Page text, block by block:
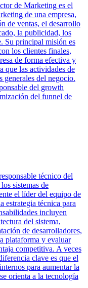
de Marketing es el
de una empresa,
de ventas, el desarrollo
la publicidad, los
Su principal misión es
los clientes finales,
de forma efectiva y
que las actividades de
generales del negocio.
del growth
del funnel de
técnico del
sistemas de
el líder del equipo de
estrategia técnica para
incluyen
del sistema,
de desarrolladores,
plataforma y evaluar
competitiva. A veces
clave es que el
para aumentar la
orienta a la tecnología